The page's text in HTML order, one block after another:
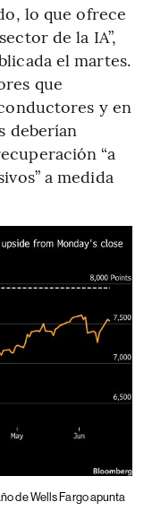
lo que ofrece
de la IA”,
el martes.
que
y en
deberían
“a
a medida
de Wells Fargo apunta